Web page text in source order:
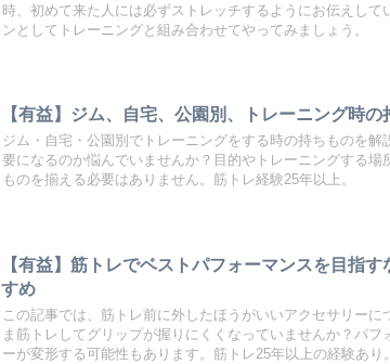
時、初めて来た人には必ずストレッチするようにお伝えして
ンとしてトレーニングと組み合わせてやってみましょう。
【有益】ジム、自宅、公園別、トレーニング時の
ジム・自宅・公園別でトレーニングをする時の持ちものを
要になるのか悩んでいませんか？目的やトレーニングする
ものを揃える必要はありません。筋トレ経験25年以上。
【有益】筋トレでベストパフォーマンスを目指
すめ
この記事では、筋トレ前に外したほうがいいアクセサリーに
ま筋トレしてグリップが握りにくくなっていませんか？パフ
ーが変形する可能性もあります。筋トレ25年以上の経験あり。